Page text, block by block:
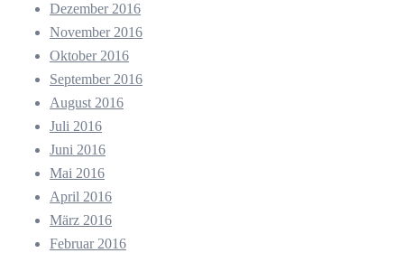
Dezember 2016
November 2016
Oktober 2016
September 2016
August 2016
Juli 2016
Juni 2016
Mai 2016
April 2016
März 2016
Februar 2016